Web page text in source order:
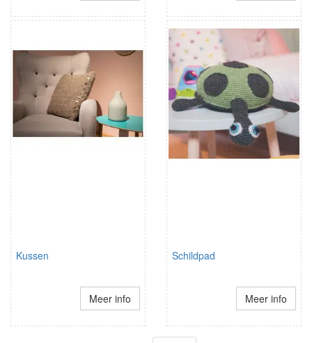
Kussen
Meer info
Schildpad
Meer info